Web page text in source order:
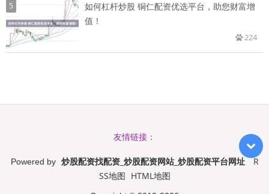
5
如何杠杆炒股 铜仁配资优选平台，助您财富增
值！
224
友情链接：
Powered by 炒股配资找配资_炒股配资网站_炒股配资平台网址
R
SS地图 HTML地图